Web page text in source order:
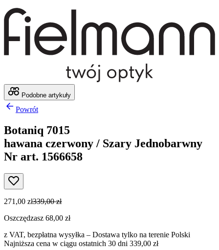
Podobne artykuły
Powrót
Botaniq 7015
hawana czerwony / Szary Jednobarwny
Nr art. 1566658
271,00 zł339,00 zł
Oszczędzasz 68,00 zł
z VAT, bezpłatna wysyłka – Dostawa tylko na terenie Polski
Najniższa cena w ciągu ostatnich 30 dni 339,00 zł